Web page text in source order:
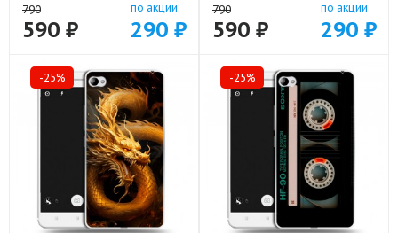
790
590 ₽
по акции
290 ₽
790
590 ₽
по акции
290 ₽
-25% -25%